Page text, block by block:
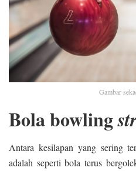
Gambar
Bola bowling
Antara kesilapan yang sering
adalah seperti bola terus